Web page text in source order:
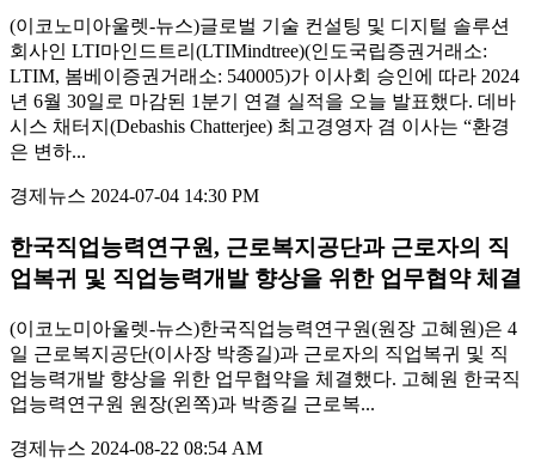
(이코노미아울렛-뉴스)글로벌 기술 컨설팅 및 디지털 솔루션
회사인 LTI마인드트리(LTIMindtree)(인도국립증권거래소:
LTIM, 봄베이증권거래소: 540005)가 이사회 승인에 따라 2024
년 6월 30일로 마감된 1분기 연결 실적을 오늘 발표했다. 데바
시스 채터지(Debashis Chatterjee) 최고경영자 겸 이사는 “환경
은 변하...
경제뉴스 2024-07-04 14:30 PM
한국직업능력연구원, 근로복지공단과 근로자의 직
업복귀 및 직업능력개발 향상을 위한 업무협약 체결
(이코노미아울렛-뉴스)한국직업능력연구원(원장 고혜원)은 4
일 근로복지공단(이사장 박종길)과 근로자의 직업복귀 및 직
업능력개발 향상을 위한 업무협약을 체결했다. 고혜원 한국직
업능력연구원 원장(왼쪽)과 박종길 근로복...
경제뉴스 2024-08-22 08:54 AM